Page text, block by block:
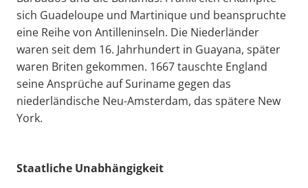
sich Guadeloupe und Martinique und beanspruchte
eine Reihe von Antilleninseln. Die Niederländer
waren seit dem 16. Jahrhundert in Guayana, später
waren Briten gekommen. 1667 tauschte England
seine Ansprüche auf Suriname gegen das
niederländische Neu-Amsterdam, das spätere New
York.
Staatliche Unabhängigkeit